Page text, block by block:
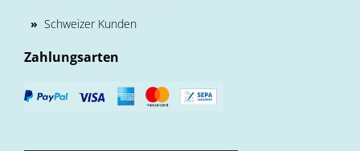
» Schweizer Kunden
Zahlungsarten